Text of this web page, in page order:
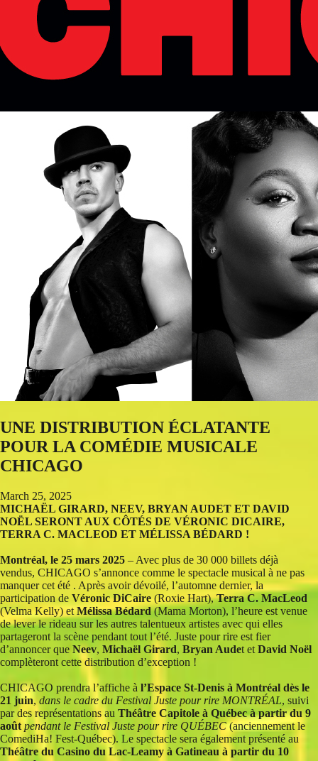
UNE DISTRIBUTION ÉCLATANTE
POUR LA COMÉDIE MUSICALE
CHICAGO
March 25, 2025
MICHAËL GIRARD, NEEV, BRYAN AUDET ET DAVID
NOËL SERONT AUX CÔTÉS DE VÉRONIC DICAIRE,
TERRA C. MACLEOD ET MÉLISSA BÉDARD !
Montréal, le 25 mars 2025 – Avec plus de 30 000 billets déjà
vendus, CHICAGO s’annonce comme le spectacle musical à ne pas
manquer cet été . Après avoir dévoilé, l’automne dernier, la
participation de Véronic DiCaire (Roxie Hart),Terra C. MacLeod
(Velma Kelly) et Mélissa Bédard(Mama Morton), l’heure est venue
de lever le rideau sur les autres talentueux artistes avec qui elles
partageront la scène pendant tout l’été. Juste pour rire est fier
d’annoncer que Neev, Michaël Girard, Bryan Audet et David Noël
complèteront cette distribution d’exception !
CHICAGO prendra l’affiche à l’Espace St-Denis à Montréal dès le
21 juin,dans le cadre du Festival Juste pour rire MONTRÉAL, suivi
par des représentations au Théâtre Capitole à Québec à partir du 9
août pendant le Festival Juste pour rire QUÉBEC(anciennement le
ComediHa! Fest-Québec). Le spectacle sera également présenté au
Théâtre du Casino du Lac-Leamy à Gatineau à partir du 10